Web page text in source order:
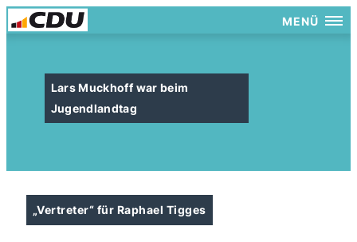
MENÜ
Lars Muckhoff war beim
Jugendlandtag
Vertreter“ für Raphael Tigges